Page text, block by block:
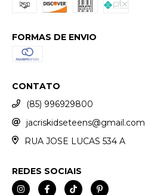
FORMAS DE ENVIO
CONTATO
(85) 996929800
jacriskidseteens@gmail.com
RUA JOSE LUCAS 534 A
REDES SOCIAIS